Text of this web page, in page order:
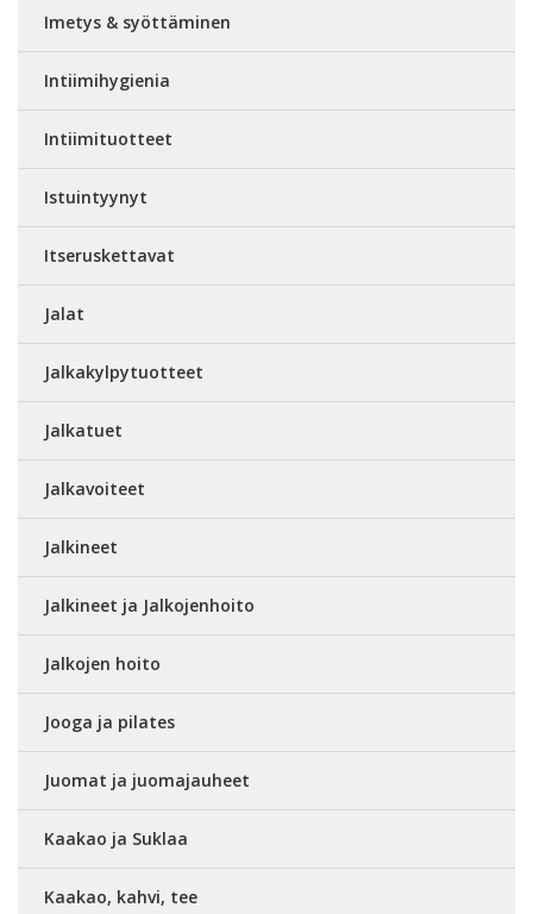
Imetys & syöttäminen
Intiimihygienia
Intiimituotteet
Istuintyynyt
Itseruskettavat
Jalat
Jalkakylpytuotteet
Jalkatuet
Jalkavoiteet
Jalkineet
Jalkineet ja Jalkojenhoito
Jalkojen hoito
Jooga ja pilates
Juomat ja juomajauheet
Kaakao ja Suklaa
Kaakao, kahvi, tee